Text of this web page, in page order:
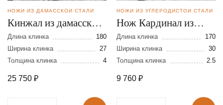
НОЖИ ИЗ ДАМАССКОЙ СТАЛИ
Кинжал из дамасской
стали
Длина клинка
180
Ширина клинка
27
Толщина клинка
4
25 750 ₽
НОЖИ ИЗ УГЛЕРОДИСТОЙ СТАЛИ
Нож Кардинал из
стали У-10
Длина клинка
170
Ширина клинка
30
Толщина клинка
2.5
9 760 ₽